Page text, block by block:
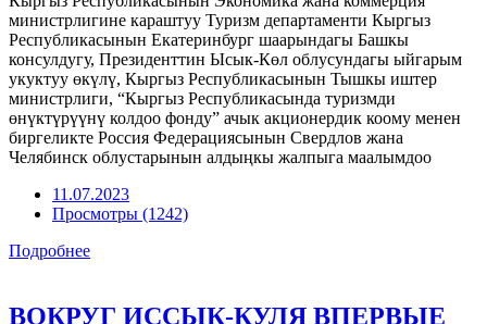
министрлигине караштуу Туризм департаменти Кыргыз
Республикасынын Екатеринбург шаарындагы Башкы
консулдугу, Президенттин Ысык-Көл облусундагы ыйгарым
укуктуу өкүлү, Кыргыз Республикасынын Тышкы иштер
министрлиги, “Кыргыз Республикасында туризмди
өнүктүрүүнү колдоо фонду” ачык акционердик коому менен
биргеликте Россия Федерациясынын Свердлов жана
Челябинск облустарынын алдыңкы жалпыга маалымдоо
11.07.2023
Просмотры (1242)
Подробнее
ВОКРУГ ИССЫК-КУЛЯ ВПЕРВЫЕ